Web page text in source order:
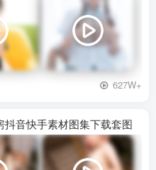
627W+
音快手素材图集下载套图